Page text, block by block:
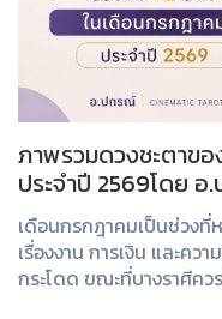
ภาพรวมดวงชะตาขอ
ประจำปี 2569โดย
เดือนกรกฎาคมเป็นช่วงที่
เรื่องงาน การเงิน และคว
กระโดด ขณะที่บางราศีค